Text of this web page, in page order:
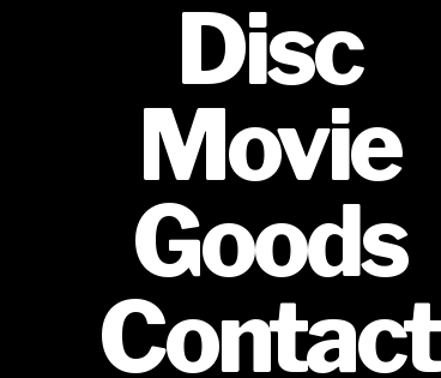
Disc
Movie
Goods
Contact